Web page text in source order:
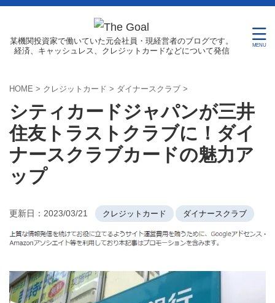
某機関投資家で働いていた元会社員・現経営者のブログです。
経済、キャッシュレス、クレジットカードなどについて発信
HOME > クレジットカード > ダイナースクラブ >
シティカードジャパンが三井
住友トラストクラブに！ダイ
ナースクラブカードの魅力ア
ップ
更新日： 2023/03/21 クレジットカード ダイナースクラブ